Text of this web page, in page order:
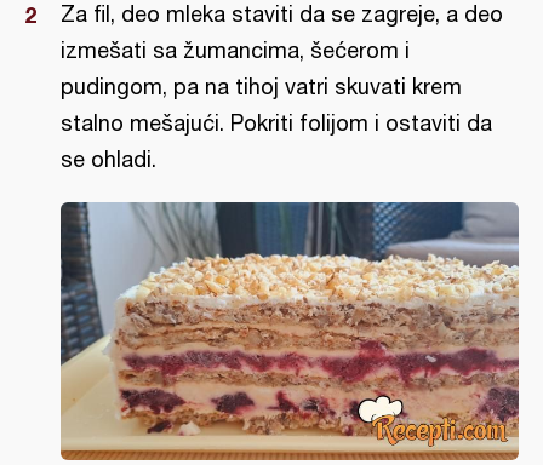
Za fil, deo mleka staviti da se zagreje, a deo
izmešati sa žumancima, šećerom i
pudingom, pa na tihoj vatri skuvati krem
stalno mešajući. Pokriti folijom i ostaviti da
se ohladi.